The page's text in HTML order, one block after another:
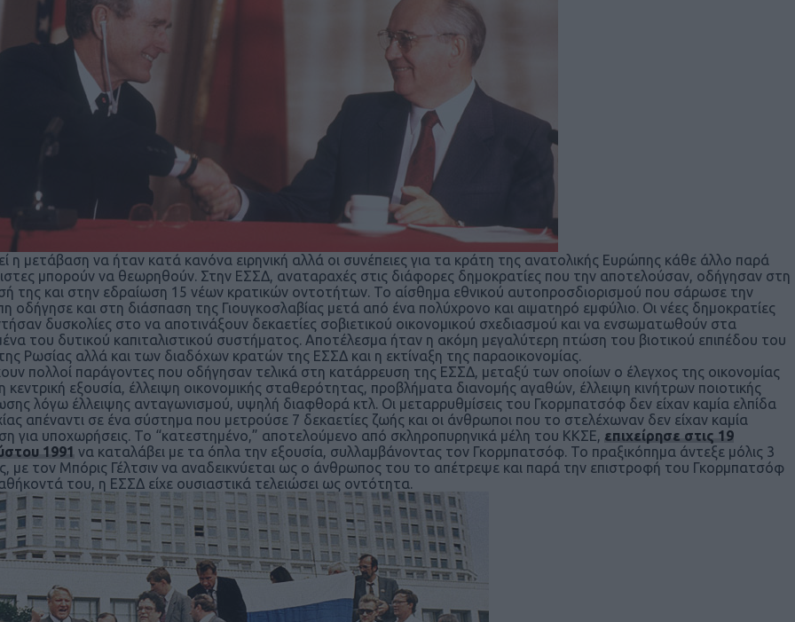
η μετάβαση να ήταν κατά κανόνα ειρηνική αλλά οι συνέπειες για τα κράτη της ανατολικής Ευρώπης κάθε άλλο παρά
μπορούν να θεωρηθούν. Στην ΕΣΣΔ, αναταραχές στις διάφορες δημοκρατίες που την αποτελούσαν, οδήγησαν στη
της και στην εδραίωση 15 νέων κρατικών οντοτήτων. Το αίσθημα εθνικού αυτοπροσδιορισμού που σάρωσε την
οδήγησε και στη διάσπαση της Γιουγκοσλαβίας μετά από ένα πολύχρονο και αιματηρό εμφύλιο. Οι νέες δημοκρατίες
δυσκολίες στο να αποτινάξουν δεκαετίες σοβιετικού οικονομικού σχεδιασμού και να ενσωματωθούν στα
του δυτικού καπιταλιστικού συστήματος. Αποτέλεσμα ήταν η ακόμη μεγαλύτερη πτώση του βιοτικού επιπέδου του
Ρωσίας αλλά και των διαδόχων κρατών της ΕΣΣΔ και η εκτίναξη της παραοικονομίας.
πολλοί παράγοντες που οδήγησαν τελικά στη κατάρρευση της ΕΣΣΔ, μεταξύ των οποίων ο έλεγχος της οικονομίας
κεντρική εξουσία, έλλειψη οικονομικής σταθερότητας, προβλήματα διανομής αγαθών, έλλειψη κινήτρων ποιοτικής
λόγω έλλειψης ανταγωνισμού, υψηλή διαφθορά κτλ. Οι μεταρρυθμίσεις του Γκορμπατσόφ δεν είχαν καμία ελπίδα
απέναντι σε ένα σύστημα που μετρούσε 7 δεκαετίες ζωής και οι άνθρωποι που το στελέχωναν δεν είχαν καμία
για υποχωρήσεις. Το “κατεστημένο,” αποτελούμενο από σκληροπυρηνικά μέλη του ΚΚΣΕ, επιχείρησε στις 19
1991 να καταλάβει με τα όπλα την εξουσία, συλλαμβάνοντας τον Γκορμπατσόφ. Το πραξικόπημα άντεξε μόλις 3
με τον Μπόρις Γέλτσιν να αναδεικνύεται ως ο άνθρωπος του το απέτρεψε και παρά την επιστροφή του Γκορμπατσόφ
του, η ΕΣΣΔ είχε ουσιαστικά τελειώσει ως οντότητα.